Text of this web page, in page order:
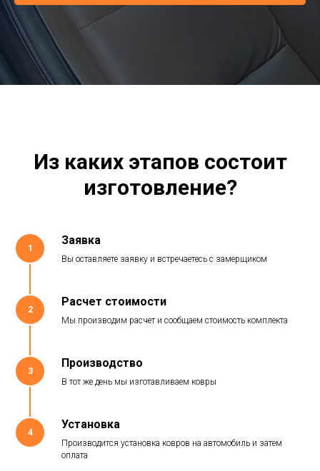
Из каких этапов состоит
изготовление?
1
Заявка
Вы оставляете заявку и встречаетесь с замерщиком
2
Расчет стоимости
Мы производим расчет и сообщаем стоимость комплекта
3
Производство
В тот же день мы изготавливаем ковры
4
Установка
Производится установка ковров на автомобиль и затем
оплата